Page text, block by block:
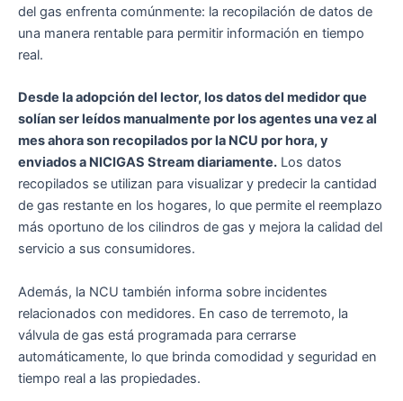
del gas enfrenta comúnmente: la recopilación de datos de
una manera rentable para permitir información en tiempo
real.
Desde la adopción del lector, los datos del medidor que
solían ser leídos manualmente por los agentes una vez al
mes ahora son recopilados por la NCU por hora, y
enviados a NICIGAS Stream diariamente. Los datos
recopilados se utilizan para visualizar y predecir la cantidad
de gas restante en los hogares, lo que permite el reemplazo
más oportuno de los cilindros de gas y mejora la calidad del
servicio a sus consumidores.
Además, la NCU también informa sobre incidentes
relacionados con medidores. En caso de terremoto, la
válvula de gas está programada para cerrarse
automáticamente, lo que brinda comodidad y seguridad en
tiempo real a las propiedades.